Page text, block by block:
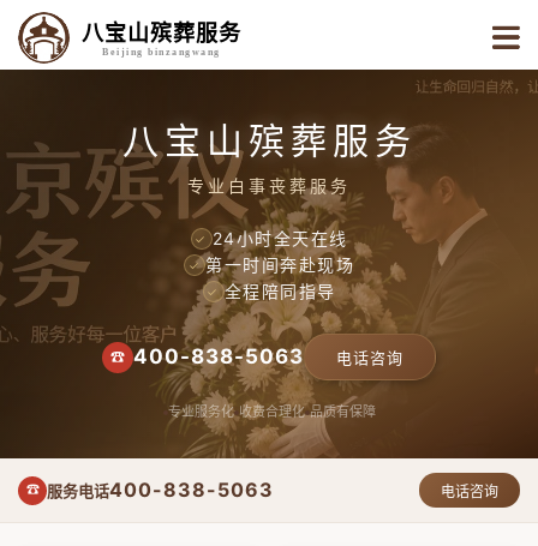
八宝山殡葬服务
Beijing binzangwang
八宝山殡葬服务
专业白事丧葬服务
✓ 24小时全天在线
✓ 第一时间奔赴现场
✓ 全程陪同指导
☎ 400-838-5063 电话咨询
专业服务化 收费合理化 品质有保障
☎ 服务电话400-838-5063 电话咨询